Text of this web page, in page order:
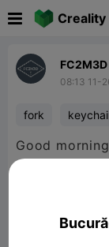
Creality
FC2M3D
08:13 11-
fork
Good